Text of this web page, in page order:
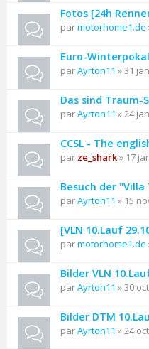
Fotos [24h
parmotorhome1.de
Euro-
parAyrton11 » 31
Das sind Traum-
parAyrton11 » 24
CCSL - The
par ze_shark» 17
Besuch der "Villa
parAyrton11 » 15
[VLN 10.Lauf
parmotorhome1.de
Bilder VLN
parAyrton11 » 30
Bilder DTM
parAyrton11 » 24